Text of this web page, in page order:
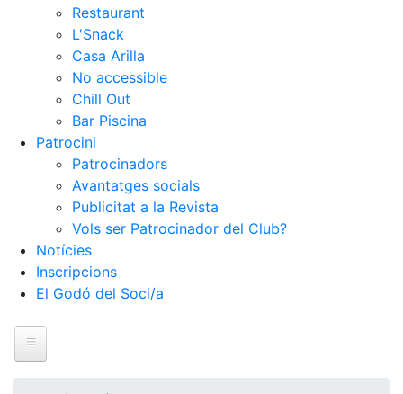
Restaurant
L'Snack
Casa Arilla
No accessible
Chill Out
Bar Piscina
Patrocini
Patrocinadors
Avantatges socials
Publicitat a la Revista
Vols ser Patrocinador del Club?
Notícies
Inscripcions
El Godó del Soci/a